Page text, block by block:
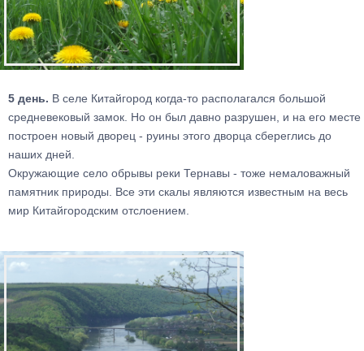
5 день. В селе Китайгород когда-то располагался большой
средневековый замок. Но он был давно разрушен, и на его месте
построен новый дворец - руины этого дворца сбереглись до
наших дней.
Окружающие село обрывы реки Тернавы - тоже немаловажный
памятник природы. Все эти скалы являются известным на весь
мир Китайгородским отслоением.